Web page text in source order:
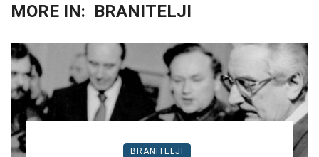
MORE IN: BRANITELJI
BRANITELJI